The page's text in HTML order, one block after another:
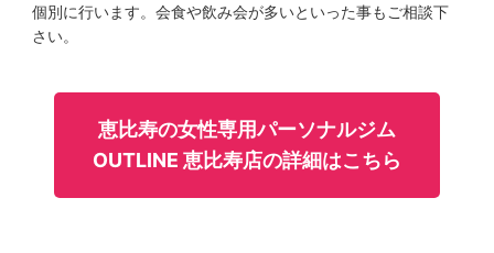
個別に行います。会食や飲み会が多いといった事もご相談下
さい。
恵比寿の女性専用パーソナルジム
OUTLINE 恵比寿店の詳細はこちら